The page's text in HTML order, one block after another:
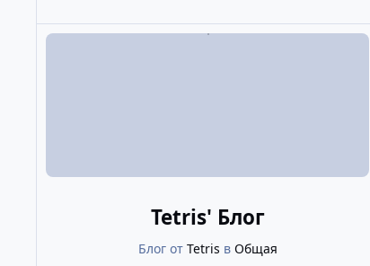
Tetris' Блог
Блог от Tetris в Общая